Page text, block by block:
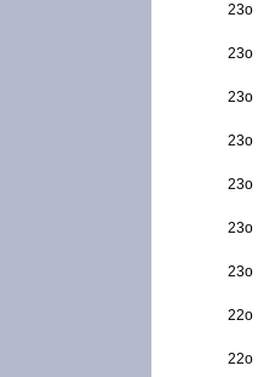
23ο
23ο
23ο
23ο
23ο
23ο
23ο
22ο
22ο